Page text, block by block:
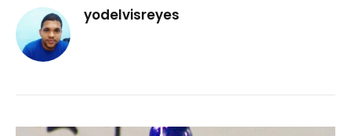
yodelvisreyes